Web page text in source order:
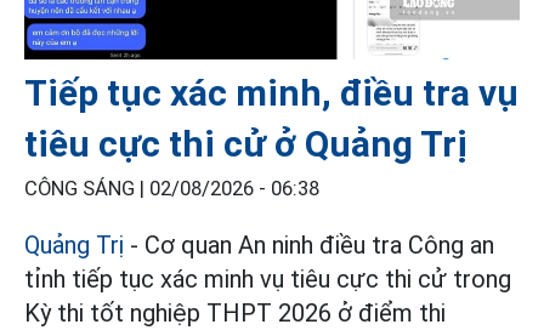
Tiếp tục xác minh, điều tra vụ
tiêu cực thi cử ở Quảng Trị
CÔNG SÁNG | 02/08/2026 - 06:38
Quảng Trị - Cơ quan An ninh điều tra Công an
tỉnh tiếp tục xác minh vụ tiêu cực thi cử trong
Kỳ thi tốt nghiệp THPT 2026 ở điểm thi